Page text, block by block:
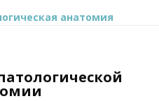
анатомия